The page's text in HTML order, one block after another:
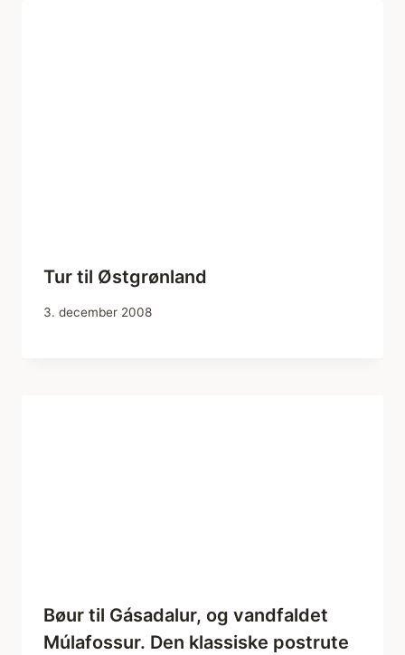
Tur til Østgrønland
3. december 2008
Bøur til Gásadalur, og vandfaldet
Múlafossur. Den klassiske postrute